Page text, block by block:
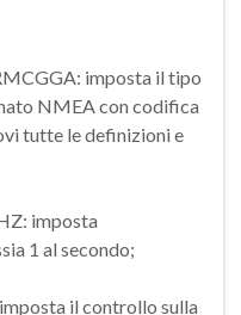
imposta il tipo
NMEA con codifica
tutte le definizioni e
imposta
1 al secondo;
il controllo sulla